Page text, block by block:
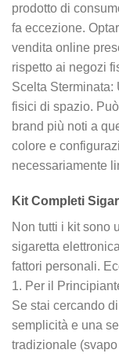
prodotto di
fa eccezione.
vendita online
rispetto ai negozi
Scelta Sterminata:
fisici di spazio.
brand più noti a
colore e
necessariamente
Kit Completi
Non tutti i kit sono
sigaretta
fattori personali.
1. Per il
Se stai cercando
semplicità e una
tradizionale